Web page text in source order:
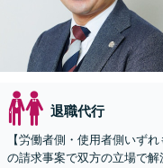
退職代行
【労働者側・使用者側いず
の請求事案で双方の立場で